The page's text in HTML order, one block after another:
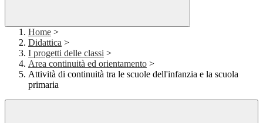
Home >
Didattica >
I progetti delle classi >
Area continuità ed orientamento >
Attività di continuità tra le scuole dell'infanzia e la scuola
primaria